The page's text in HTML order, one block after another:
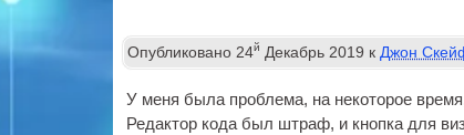
Опубликовано24й Декабрь 2019 кДжон
У меня была проблема, на некоторое
Редактор кода был штраф, и кнопка для